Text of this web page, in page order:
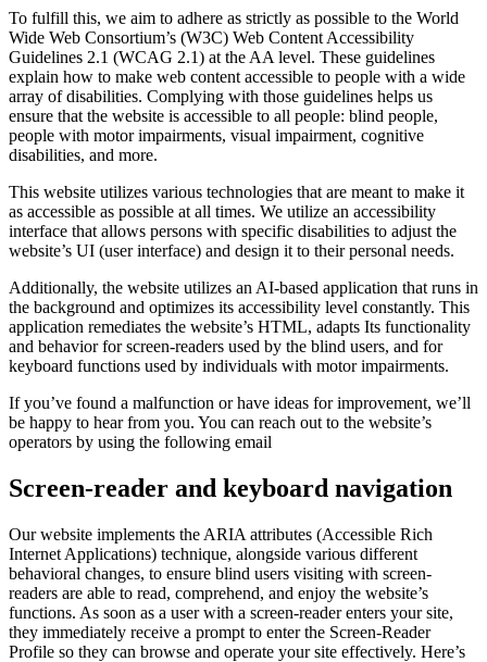
To fulfill this, we aim to adhere as strictly as possible to the World
Wide Web Consortium’s (W3C) Web Content Accessibility
Guidelines 2.1 (WCAG 2.1) at the AA level. These guidelines
explain how to make web content accessible to people with a wide
array of disabilities. Complying with those guidelines helps us
ensure that the website is accessible to all people: blind people,
people with motor impairments, visual impairment, cognitive
disabilities, and more.
This website utilizes various technologies that are meant to make it
as accessible as possible at all times. We utilize an accessibility
interface that allows persons with specific disabilities to adjust the
website’s UI (user interface) and design it to their personal needs.
Additionally, the website utilizes an AI-based application that runs in
the background and optimizes its accessibility level constantly. This
application remediates the website’s HTML, adapts Its functionality
and behavior for screen-readers used by the blind users, and for
keyboard functions used by individuals with motor impairments.
If you’ve found a malfunction or have ideas for improvement, we’ll
be happy to hear from you. You can reach out to the website’s
operators by using the following email
Screen-reader and keyboard navigation
Our website implements the ARIA attributes (Accessible Rich
Internet Applications) technique, alongside various different
behavioral changes, to ensure blind users visiting with screen-
readers are able to read, comprehend, and enjoy the website’s
functions. As soon as a user with a screen-reader enters your site,
they immediately receive a prompt to enter the Screen-Reader
Profile so they can browse and operate your site effectively. Here’s